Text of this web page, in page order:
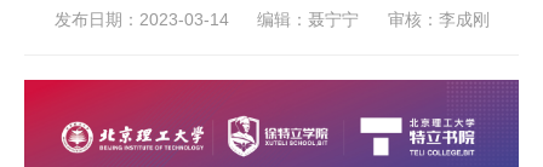
发布日期：2023-03-14 编辑：聂宁宁 审核：李成刚